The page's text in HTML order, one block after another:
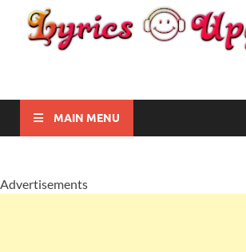
Lyricsupgrade
MAIN MENU
Advertisements